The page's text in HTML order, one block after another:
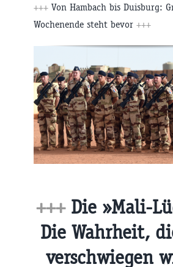
+++ Von Hambach bis Duisburg:
Wochenende steht bevor +++
+++ Die »Mali-
Die Wahrheit,
verschwiegen